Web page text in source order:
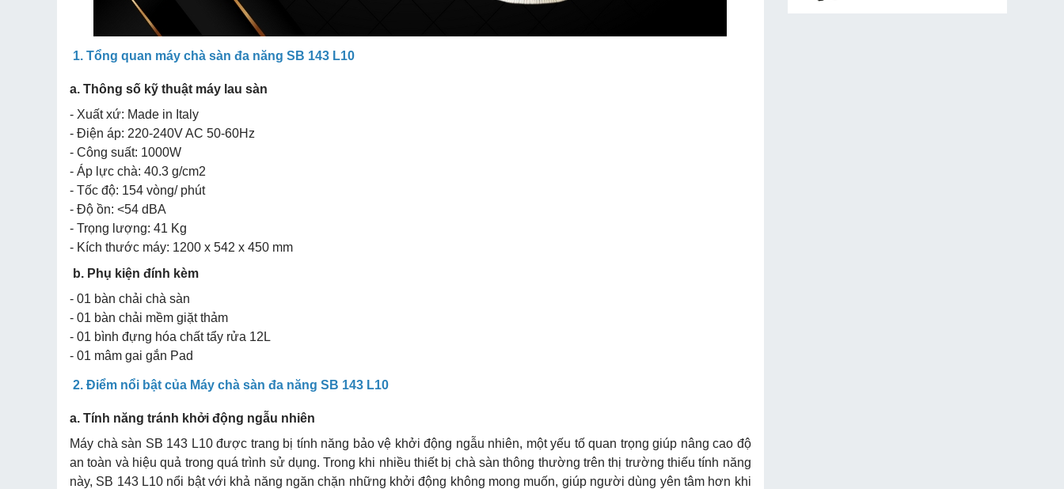
1. Tổng quan máy chà sàn đa năng SB 143 L10
a. Thông số kỹ thuật máy lau sàn
- Xuất xứ: Made in Italy
- Điện áp: 220-240V AC 50-60Hz
- Công suất: 1000W
- Áp lực chà: 40.3 g/cm2
- Tốc độ: 154 vòng/ phút
- Độ ồn: <54 dBA
- Trọng lượng: 41 Kg
- Kích thước máy: 1200 x 542 x 450 mm
b. Phụ kiện đính kèm
- 01 bàn chải chà sàn
- 01 bàn chải mềm giặt thảm
- 01 bình đựng hóa chất tẩy rửa 12L
- 01 mâm gai gắn Pad
2. Điểm nổi bật của Máy chà sàn đa năng SB 143 L10
a. Tính năng tránh khởi động ngẫu nhiên
Máy chà sàn SB 143 L10 được trang bị tính năng bảo vệ khởi động ngẫu nhiên, một yếu tố quan trọng giúp nâng cao độ
an toàn và hiệu quả trong quá trình sử dụng. Trong khi nhiều thiết bị chà sàn thông thường trên thị trường thiếu tính năng
này, SB 143 L10 nổi bật với khả năng ngăn chặn những khởi động không mong muốn, giúp người dùng yên tâm hơn khi